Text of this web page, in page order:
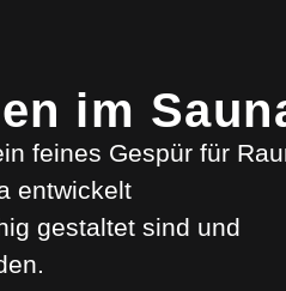
im
feines Gespür für
entwickelt
gestaltet sind und